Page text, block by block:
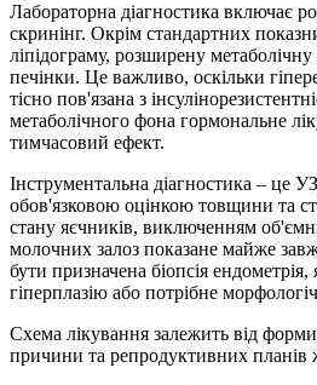
Лабораторна діагностика включає
скринінг. Окрім стандартних
ліпідограму, розширену
печінки. Це важливо, оскільки
тісно пов'язана з
метаболічного фона гормональне
тимчасовий ефект.
Інструментальна діагностика – це
обов'язковою оцінкою товщини та
стану яєчників, виключенням
молочних залоз показане майже
бути призначена біопсія
гіперплазію або потрібне
Схема лікування залежить від форми
причини та репродуктивних